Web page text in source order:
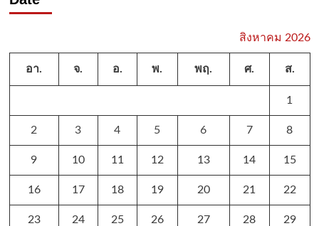
สิงหาคม 2026
อา. จ. อ. พ. พฤ. ศ. ส.
1
2 3 4 5 6 7 8
9 10 11 12 13 14 15
16 17 18 19 20 21 22
23 24 25 26 27 28 29